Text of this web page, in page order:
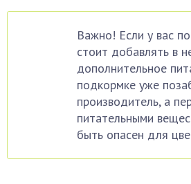
Важно! Если у вас
стоит добавлять в
дополнительное
подкормке уже
производитель, а
питательными
быть опасен для